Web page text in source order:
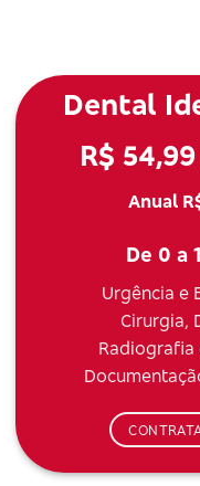
Dental
R$
Anual
De 0 a
Urgência e
Cirurgia,